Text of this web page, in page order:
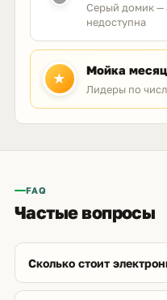
Серый домик —
недоступна
★
Мойка
Лидеры по
FAQ
Частые вопросы
Сколько стоит